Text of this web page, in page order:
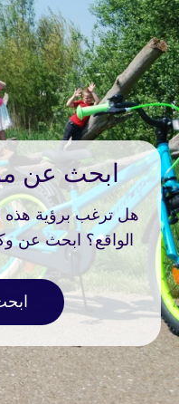
ابحث عن
هل ترغب برؤية هذه
الواقع؟ ابحث عن